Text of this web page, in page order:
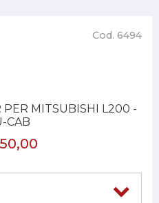
Cod. 6494
PER MITSUBISHI L200 -
CAB